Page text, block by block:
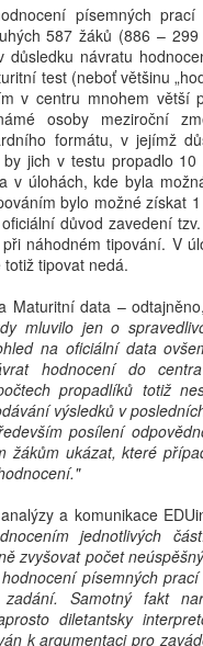
písemných
587 žáků (886 –
důsledku návratu
test (neboť většinu
v centru mnohem větší
osoby meziroční
formátu, v jejímž
jich v testu propadlo
v úlohách, kde byla
bylo možné získat
důvod zavedení
náhodném tipování. V
tipovat nedá.
Maturitní data –
mluvilo jen o
na oficiální data
hodnocení do
propadlíků totiž
výsledků v
posílení
žákům ukázat, které
a komunikace
jednotlivých
zvyšovat počet
písemných
Samotný fakt
diletantsky
k argumentaci pro
základní školy v
si před komisí prosadil
muži v loňském roce
analytika
sám starosta pak
roli.
Hana Lanková: Děti
jen se je naučit
že děti dnes používají
oficiálně dovolují, není
pozornost a jak jsou děti
to přimělo osmnáctiletou
pustit se do
hru, která má dětem
světě.
Milan Hausner: AI Act
svět, nebo se
Act se tváří jako hasičák,
certifikáty, zatímco
s razítkem
si dělá selfie s robotem,
že bezpečnost začíná